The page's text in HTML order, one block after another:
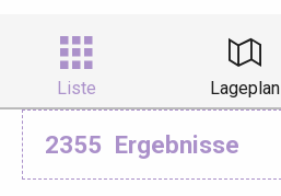
Liste Lageplan
2355 Ergebnisse